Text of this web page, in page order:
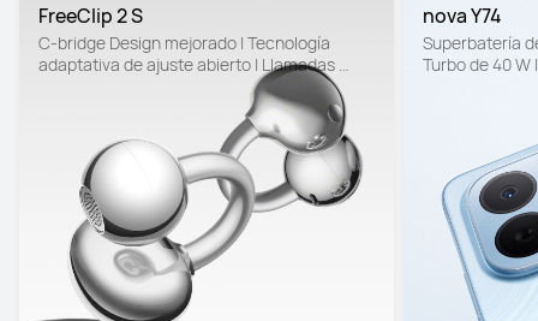
FreeClip 2 S
C-bridge Design mejorado | Tecnología
adaptativa de ajuste abierto | Llamadas
nova Y74
Superbatería
Turbo de 40